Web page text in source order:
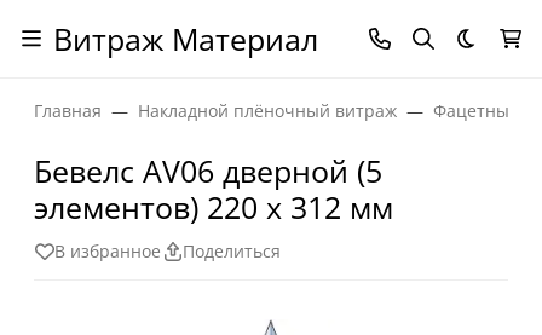
Витраж Материал Темная
Главная Накладной плёночный витраж Фацетные
Бевелс AV06 дверной (5
элементов) 220 х 312 мм
В избранное Поделиться